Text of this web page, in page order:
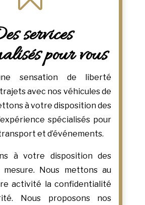
services
pour vous
sensation de liberté
avec nos véhicules de
à votre disposition des
spécialisés pour
et d’événements.
à votre disposition des
mesure. Nous mettons au
activité la confidentialité
Nous proposons nos